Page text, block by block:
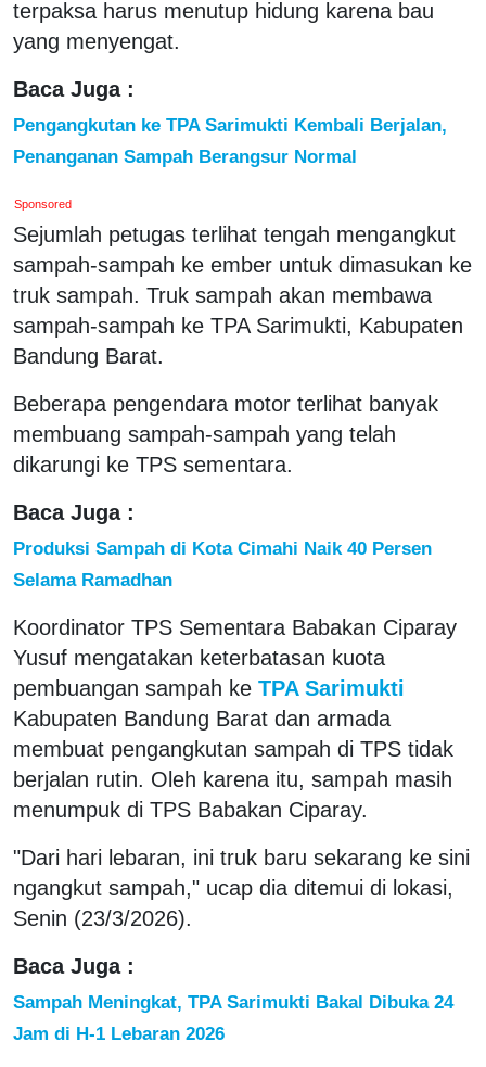
terpaksa harus menutup hidung karena bau
yang menyengat.
Baca Juga :
Pengangkutan ke TPA Sarimukti Kembali Berjalan,
Penanganan Sampah Berangsur Normal
Sponsored
Sejumlah petugas terlihat tengah mengangkut
sampah-sampah ke ember untuk dimasukan ke
truk sampah. Truk sampah akan membawa
sampah-sampah ke TPA Sarimukti, Kabupaten
Bandung Barat.
Beberapa pengendara motor terlihat banyak
membuang sampah-sampah yang telah
dikarungi ke TPS sementara.
Baca Juga :
Produksi Sampah di Kota Cimahi Naik 40 Persen
Selama Ramadhan
Koordinator TPS Sementara Babakan Ciparay
Yusuf mengatakan keterbatasan kuota
pembuangan sampah ke TPA Sarimukti
Kabupaten Bandung Barat dan armada
membuat pengangkutan sampah di TPS tidak
berjalan rutin. Oleh karena itu, sampah masih
menumpuk di TPS Babakan Ciparay.
"Dari hari lebaran, ini truk baru sekarang ke sini
ngangkut sampah," ucap dia ditemui di lokasi,
Senin (23/3/2026).
Baca Juga :
Sampah Meningkat, TPA Sarimukti Bakal Dibuka 24
Jam di H-1 Lebaran 2026